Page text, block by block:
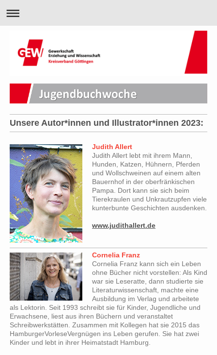
Unsere Autor*innen und Illustrator*innen 2023:
Judith Allert
Judith Allert lebt mit ihrem Mann,
Hunden, Katzen, Hühnern, Pferden
und Wollschweinen auf einem alten
Bauernhof in der oberfränkischen
Pampa. Dort kann sie sich beim
Tierekraulen und Unkrautzupfen viele
kunterbunte Geschichten ausdenken.
www.judithallert.de
Cornelia Franz
Cornelia Franz kann sich ein Leben
ohne Bücher nicht vorstellen: Als Kind
war sie Leseratte, dann studierte sie
Literaturwissenschaft, machte eine
Ausbildung im Verlag und arbeitete
als Lektorin. Seit 1993 schreibt sie für Kinder, Jugendliche und
Erwachsene, liest aus ihren Büchern und veranstaltet
Schreibwerkstätten. Zusammen mit Kollegen hat sie 2015 das
HamburgerVorleseVergnügen ins Leben gerufen. Sie hat zwei
Kinder und lebt in ihrer Heimatstadt Hamburg.